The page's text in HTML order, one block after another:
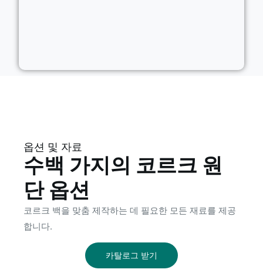
옵션 및 자료
수백 가지의 코르크 원
단 옵션
코르크 백을 맞춤 제작하는 데 필요한 모든 재료를 제공
합니다.
카탈로그 받기